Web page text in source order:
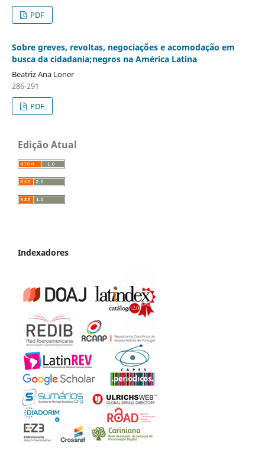
PDF
Sobre greves, revoltas, negociações e acomodação em
busca da cidadania;negros na América Latina
Beatriz Ana Loner
286-291
PDF
Edição Atual
Indexadores